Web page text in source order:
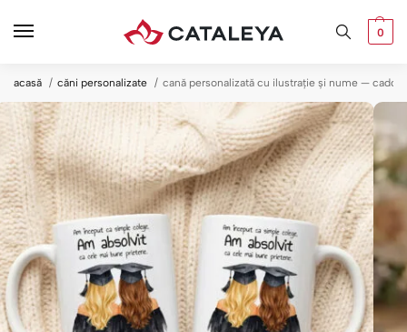
0
acasă căni personalizate cană personalizată cu ilustrație și nume —